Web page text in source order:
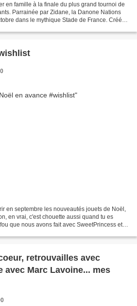
en famille à la finale du plus grand tournoi de
Parrainée par Zidane, la Danone Nations
dans le mythique Stade de France. Créée
en septembre les nouveautés jouets de Noël,
en vrai, c'est chouette aussi quand tu es
que nous avons fait avec SweetPrincess et
retrouvailles avec
avec Marc Lavoine... mes